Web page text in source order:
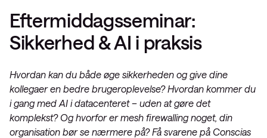
Eftermiddagsseminar:
Sikkerhed & AI i praksis
Hvordan kan du både øge sikkerheden og give dine
kollegaer en bedre brugeroplevelse? Hvordan kommer du
i gang med AI i datacenteret – uden at gøre det
komplekst? Og hvorfor er mesh firewalling noget, din
organisation bør se nærmere på? Få svarene på Conscias